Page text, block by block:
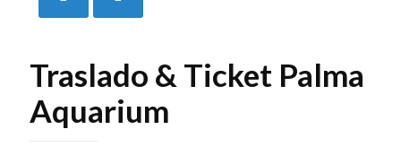
Traslado & Ticket Palma
Aquarium